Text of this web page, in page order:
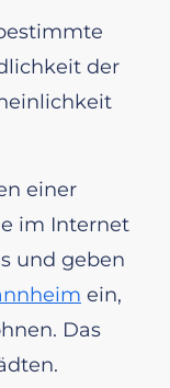
der
einer
im Internet
und geben
ein,
Das